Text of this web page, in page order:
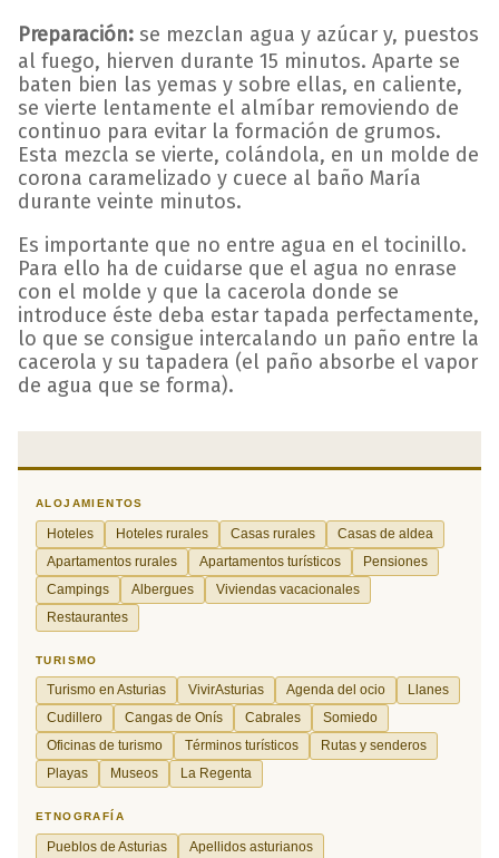
Preparación: se mezclan agua y azúcar y, puestos
al fuego, hierven durante 15 minutos. Aparte se
baten bien las yemas y sobre ellas, en caliente,
se vierte lentamente el almíbar removiendo de
continuo para evitar la formación de grumos.
Esta mezcla se vierte, colándola, en un molde de
corona caramelizado y cuece al baño María
durante veinte minutos.
Es importante que no entre agua en el tocinillo.
Para ello ha de cuidarse que el agua no enrase
con el molde y que la cacerola donde se
introduce éste deba estar tapada perfectamente,
lo que se consigue intercalando un paño entre la
cacerola y su tapadera (el paño absorbe el vapor
de agua que se forma).